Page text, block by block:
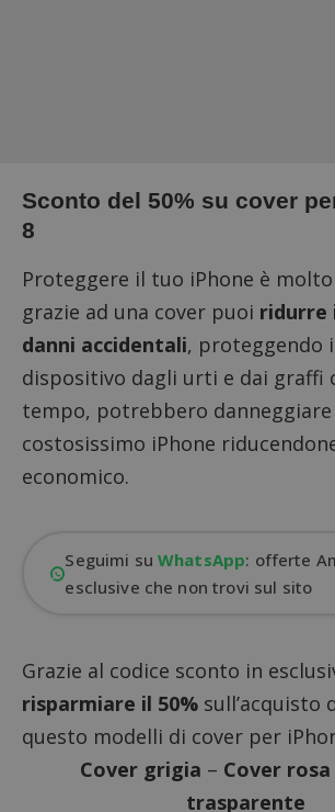
Sconto del 50% su cover
8
Proteggere il tuo iPhone è
grazie ad una cover puoi ridurre
danni accidentali, proteggendo
dispositivo dagli urti e dai graffi
tempo, potrebbero
costosissimo iPhone
economico.
Seguimi suWhatsApp: offerte
esclusive che non trovi sul sito
Grazie al codice sconto in
risparmiare il 50% sull’acquisto
questo modelli di cover per
Cover grigia – Cover rosa
trasparente